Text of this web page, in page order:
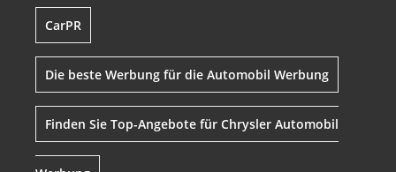
CarPR
Die beste Werbung für die Automobil Werbung
Finden Sie Top-Angebote für Chrysler Automobil